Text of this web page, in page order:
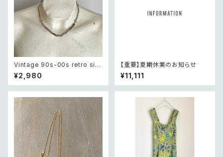
Vintage 90s-00s retro silv
er tone design chain neckl
ace レトロ ヴィンテージ アクセ
サリー シルバー デザイン チェ
¥2,980
【重要】夏期休業のお知らせ
¥11,111